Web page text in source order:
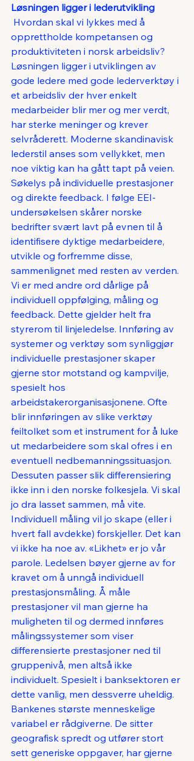
Løsningen ligger i lederutvikling
opprettholde kompetansen og
produktiviteten i norsk arbeidsliv?
Løsningen ligger i utviklingen av
gode ledere med gode lederverktøy i
et arbeidsliv der hver enkelt
medarbeider blir mer og mer verdt,
har sterke meninger og krever
selvråderett. Moderne skandinavisk
lederstil anses som vellykket, men
noe viktig kan ha gått tapt på veien.
Søkelys på individuelle prestasjoner
og direkte feedback. I følge EEI-
undersøkelsen skårer norske
bedrifter svært lavt på evnen til å
identifisere dyktige medarbeidere,
utvikle og forfremme disse,
sammenlignet med resten av verden.
Vi er med andre ord dårlige på
individuell oppfølging, måling og
feedback. Dette gjelder helt fra
styrerom til linjeledelse. Innføring av
systemer og verktøy som synliggjør
individuelle prestasjoner skaper
gjerne stor motstand og kampvilje,
spesielt hos
arbeidstakerorganisasjonene. Ofte
blir innføringen av slike verktøy
feiltolket som et instrument for å luke
ut medarbeidere som skal ofres i en
eventuell nedbemanningssituasjon.
Dessuten passer slik differensiering
ikke inn i den norske folkesjela. Vi skal
jo dra lasset sammen, må vite.
Individuell måling vil jo skape (eller i
hvert fall avdekke) forskjeller. Det kan
vi ikke ha noe av. «Likhet» er jo vår
parole. Ledelsen bøyer gjerne av for
kravet om å unngå individuell
prestasjonsmåling. Å måle
prestasjoner vil man gjerne ha
muligheten til og dermed innføres
målingssystemer som viser
differensierte prestasjoner ned til
gruppenivå, men altså ikke
individuelt. Spesielt i banksektoren er
dette vanlig, men dessverre uheldig.
Bankenes største menneskelige
variabel er rådgiverne. De sitter
geografisk spredt og utfører stort
sett generiske oppgaver, har gjerne